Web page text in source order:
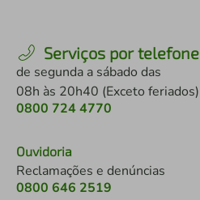
Serviços por telefone
de segunda a sábado das
08h às 20h40 (Exceto feriados)
0800 724 4770
Ouvidoria
Reclamações e denúncias
0800 646 2519